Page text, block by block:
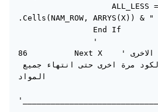
                    ALL_LESS = ALL_LESS &
.Cells(NAM_ROW, ARRYS(X)) &
                End If
                '
86          Next X    'الذهاب الى المادة الاخرى
لاعادة تطبيق الكود مرة اخرى حتى انتهاء جميع
المواد